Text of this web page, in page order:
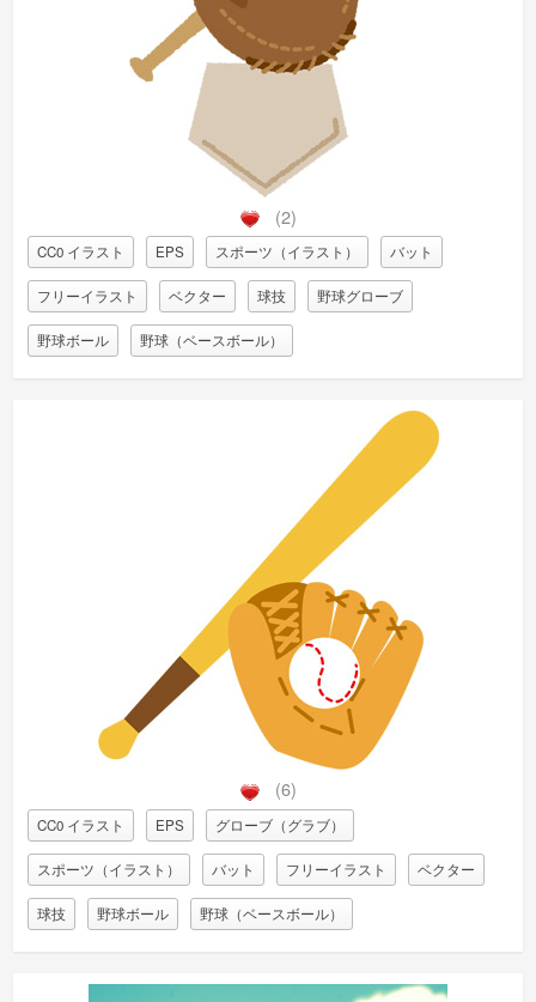
(2)
CC0 イラスト EPS スポーツ（イラスト） バット
フリーイラスト ベクター 球技 野球グローブ
野球ボール 野球（ベースボール）
(6)
CC0 イラスト EPS グローブ（グラブ）
スポーツ（イラスト） バット フリーイラスト ベクター
球技 野球ボール 野球（ベースボール）